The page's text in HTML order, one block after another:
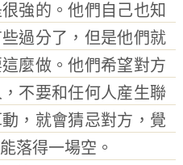
的。他們自己也知
過分了，但是他們就
麼做。他們希望對方
不要和任何人産生聯
，就會猜忌對方，覺
落得一場空。